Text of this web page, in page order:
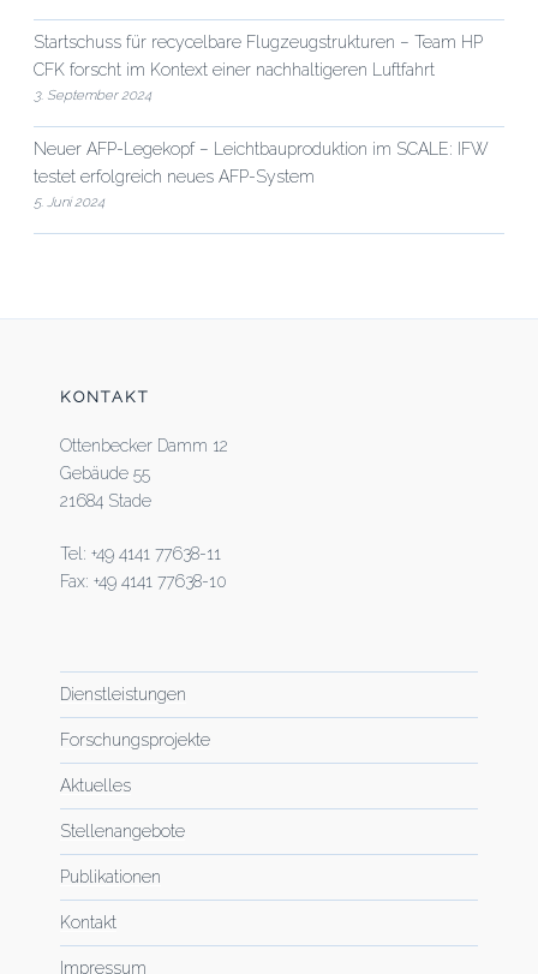
Startschuss für recycelbare Flugzeugstrukturen – Team HP
CFK forscht im Kontext einer nachhaltigeren Luftfahrt
3. September 2024
Neuer AFP-Legekopf – Leichtbauproduktion im SCALE: IFW
testet erfolgreich neues AFP-System
5. Juni 2024
KONTAKT
Ottenbecker Damm 12
Gebäude 55
21684 Stade
Tel: +49 4141 77638-11
Fax: +49 4141 77638-10
Dienstleistungen
Forschungsprojekte
Aktuelles
Stellenangebote
Publikationen
Kontakt
Impressum